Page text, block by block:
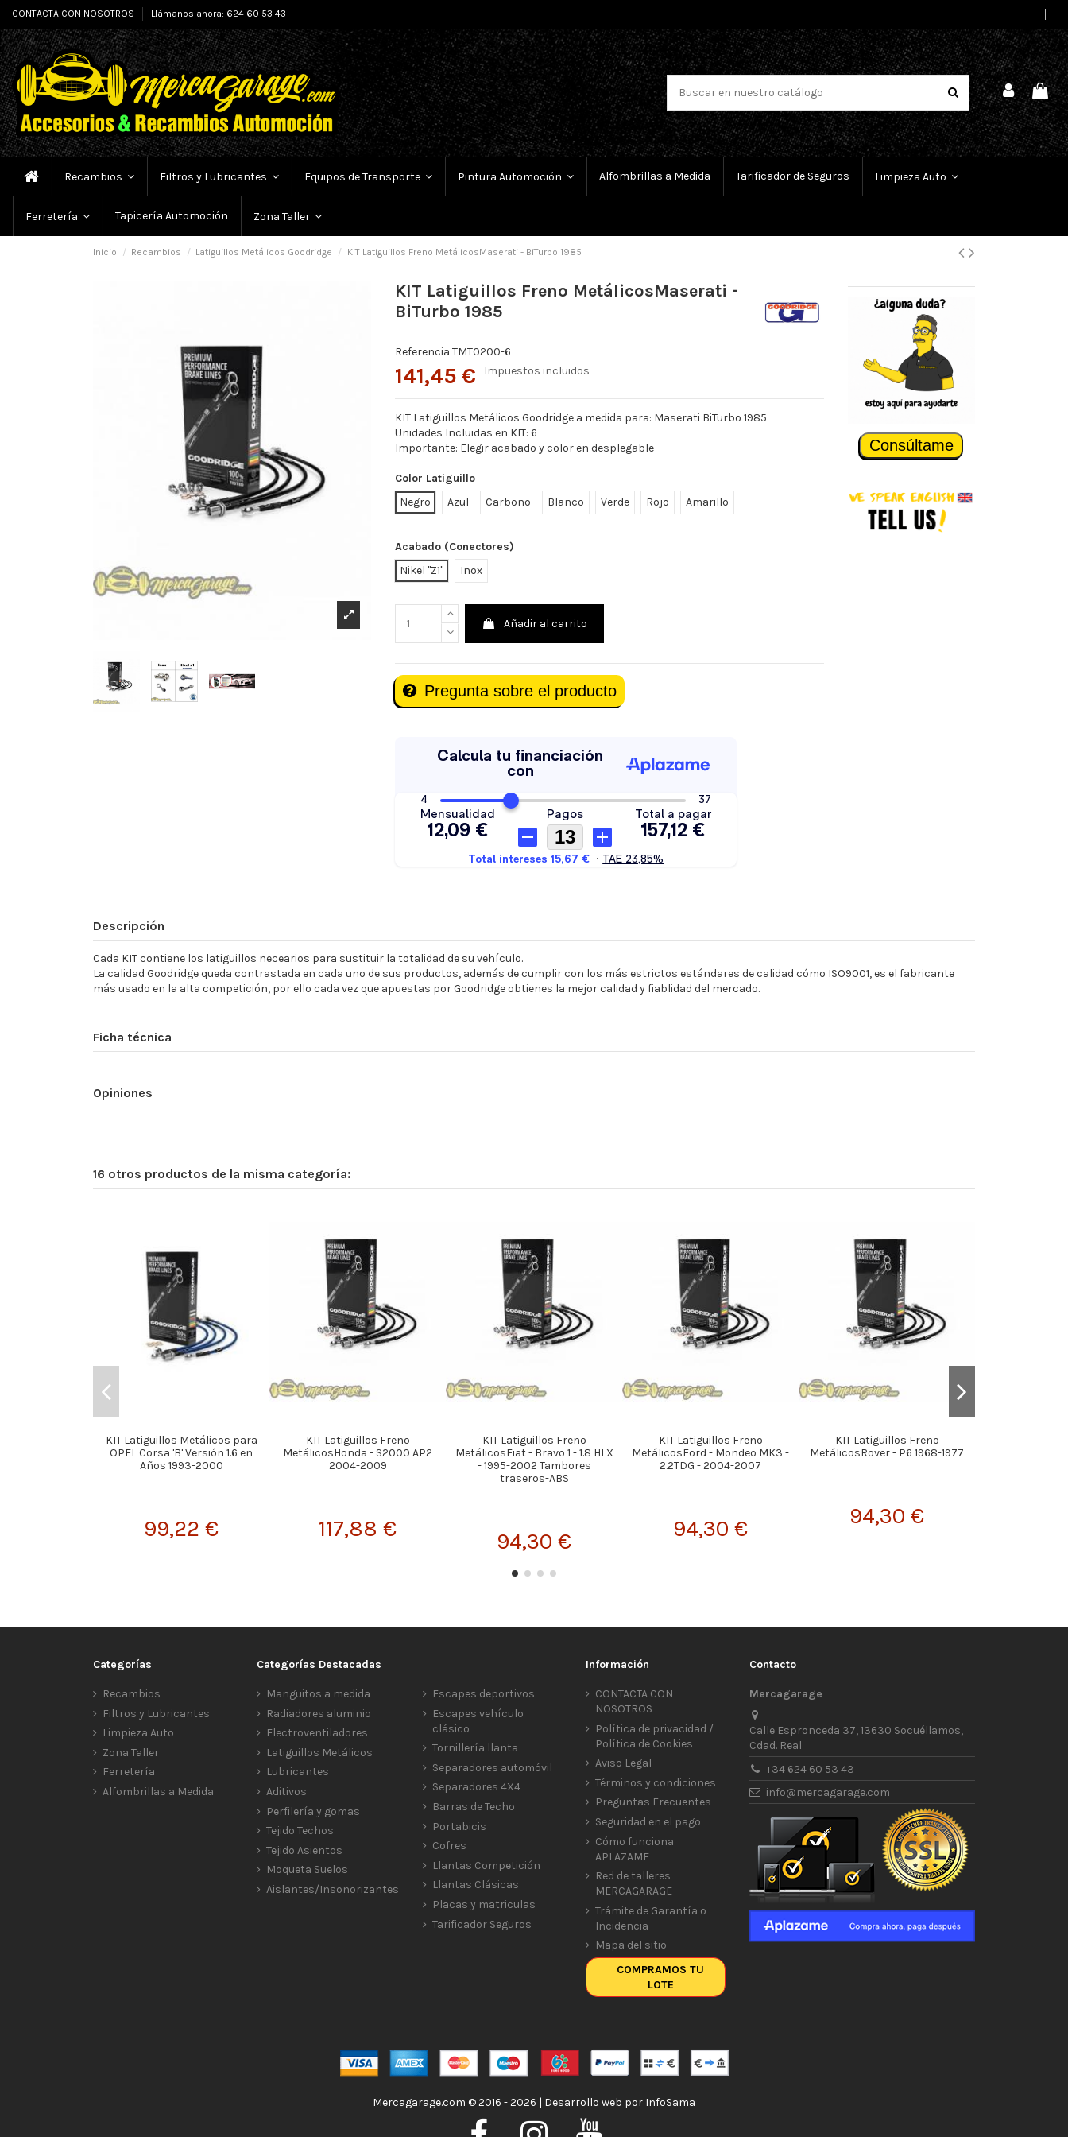
CONTACTA CON NOSOTROS Llámanos ahora: 624 60 53 43
Recambios Filtros y Lubricantes Equipos de Transporte Pintura Automoción Alfombrillas a Medida Tarificador de Seguros Limpieza Auto
Ferretería Tapicería Automoción Zona Taller
Inicio Recambios Latiguillos Metálicos Goodridge KIT Latiguillos Freno MetálicosMaserati - BiTurbo 1985
KIT Latiguillos Freno MetálicosMaserati -
BiTurbo 1985
Referencia TMT0200-6
141,45 € Impuestos incluidos
KIT Latiguillos Metálicos Goodridge a medida para: Maserati BiTurbo 1985
Unidades Incluidas en KIT: 6
Importante: Elegir acabado y color en desplegable
Color Latiguillo
Negro
Azul Carbono Blanco Verde Rojo Amarillo
Acabado (Conectores)
Nikel "Z1"
Inox
Añadir al carrito
Pregunta sobre el producto
Consúltame
Descripción
Cada KIT contiene los latiguillos necearios para sustituir la totalidad de su vehículo.
La calidad Goodridge queda contrastada en cada uno de sus productos, además de cumplir con los más estrictos estándares de calidad cómo ISO9001, es el fabricante
más usado en la alta competición, por ello cada vez que apuestas por Goodridge obtienes la mejor calidad y fiablidad del mercado.
Ficha técnica
Opiniones
16 otros productos de la misma categoría:
KIT Latiguillos Metálicos para
OPEL Corsa 'B' Versión 1.6 en
Años 1993-2000
99,22 €
KIT Latiguillos Freno
MetálicosHonda - S2000 AP2
2004-2009
117,88 €
KIT Latiguillos Freno
MetálicosFiat - Bravo 1 - 1.8 HLX
- 1995-2002 Tambores
traseros-ABS
94,30 €
KIT Latiguillos Freno
MetálicosFord - Mondeo MK3 -
2.2TDG - 2004-2007
94,30 €
KIT Latiguillos Freno
MetálicosRover - P6 1968-1977
94,30 €
Categorías
Recambios
Filtros y Lubricantes
Limpieza Auto
Zona Taller
Ferretería
Alfombrillas a Medida
Categorías Destacadas
Manguitos a medida
Radiadores aluminio
Electroventiladores
Latiguillos Metálicos
Lubricantes
Aditivos
Perfilería y gomas
Tejido Techos
Tejido Asientos
Moqueta Suelos
Aislantes/Insonorizantes
Escapes deportivos
Escapes vehículo
clásico
Tornillería llanta
Separadores automóvil
Separadores 4X4
Barras de Techo
Portabicis
Cofres
Llantas Competición
Llantas Clásicas
Placas y matriculas
Tarificador Seguros
Información
CONTACTA CON
NOSOTROS
Política de privacidad /
Política de Cookies
Aviso Legal
Términos y condiciones
Preguntas Frecuentes
Seguridad en el pago
Cómo funciona
APLAZAME
Red de talleres
MERCAGARAGE
Trámite de Garantía o
Incidencia
Mapa del sitio
COMPRAMOS TU
LOTE
Contacto
Mercagarage
Calle Espronceda 37, 13630 Socuéllamos,
Cdad. Real
+34 624 60 53 43
info@mercagarage.com
Mercagarage.com © 2016 - 2026 | Desarrollo web por InfoSama